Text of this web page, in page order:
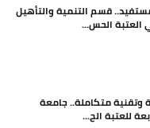
ألف مستفيد.. قسم التنمية والتأهيل
العتبة الحس...
وتقنية متكاملة.. جامعة
للعتبة الح...